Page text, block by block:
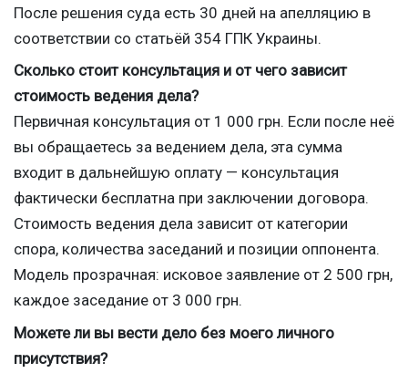
После решения суда есть 30 дней на апелляцию в
соответствии со статьёй 354 ГПК Украины.
Сколько стоит консультация и от чего зависит
стоимость ведения дела?
Первичная консультация от 1 000 грн. Если после неё
вы обращаетесь за ведением дела, эта сумма
входит в дальнейшую оплату — консультация
фактически бесплатна при заключении договора.
Стоимость ведения дела зависит от категории
спора, количества заседаний и позиции оппонента.
Модель прозрачная: исковое заявление от 2 500 грн,
каждое заседание от 3 000 грн.
Можете ли вы вести дело без моего личного
присутствия?